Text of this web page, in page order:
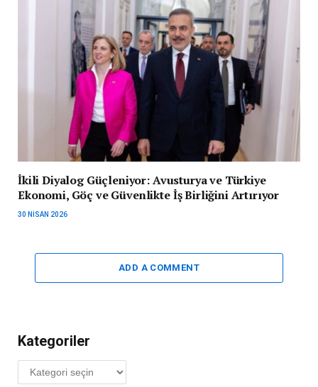
İkili Diyalog Güçleniyor: Avusturya ve Türkiye
Ekonomi, Göç ve Güvenlikte İş Birliğini Artırıyor
30 NISAN 2026
ADD A COMMENT
Kategoriler
Kategoriler